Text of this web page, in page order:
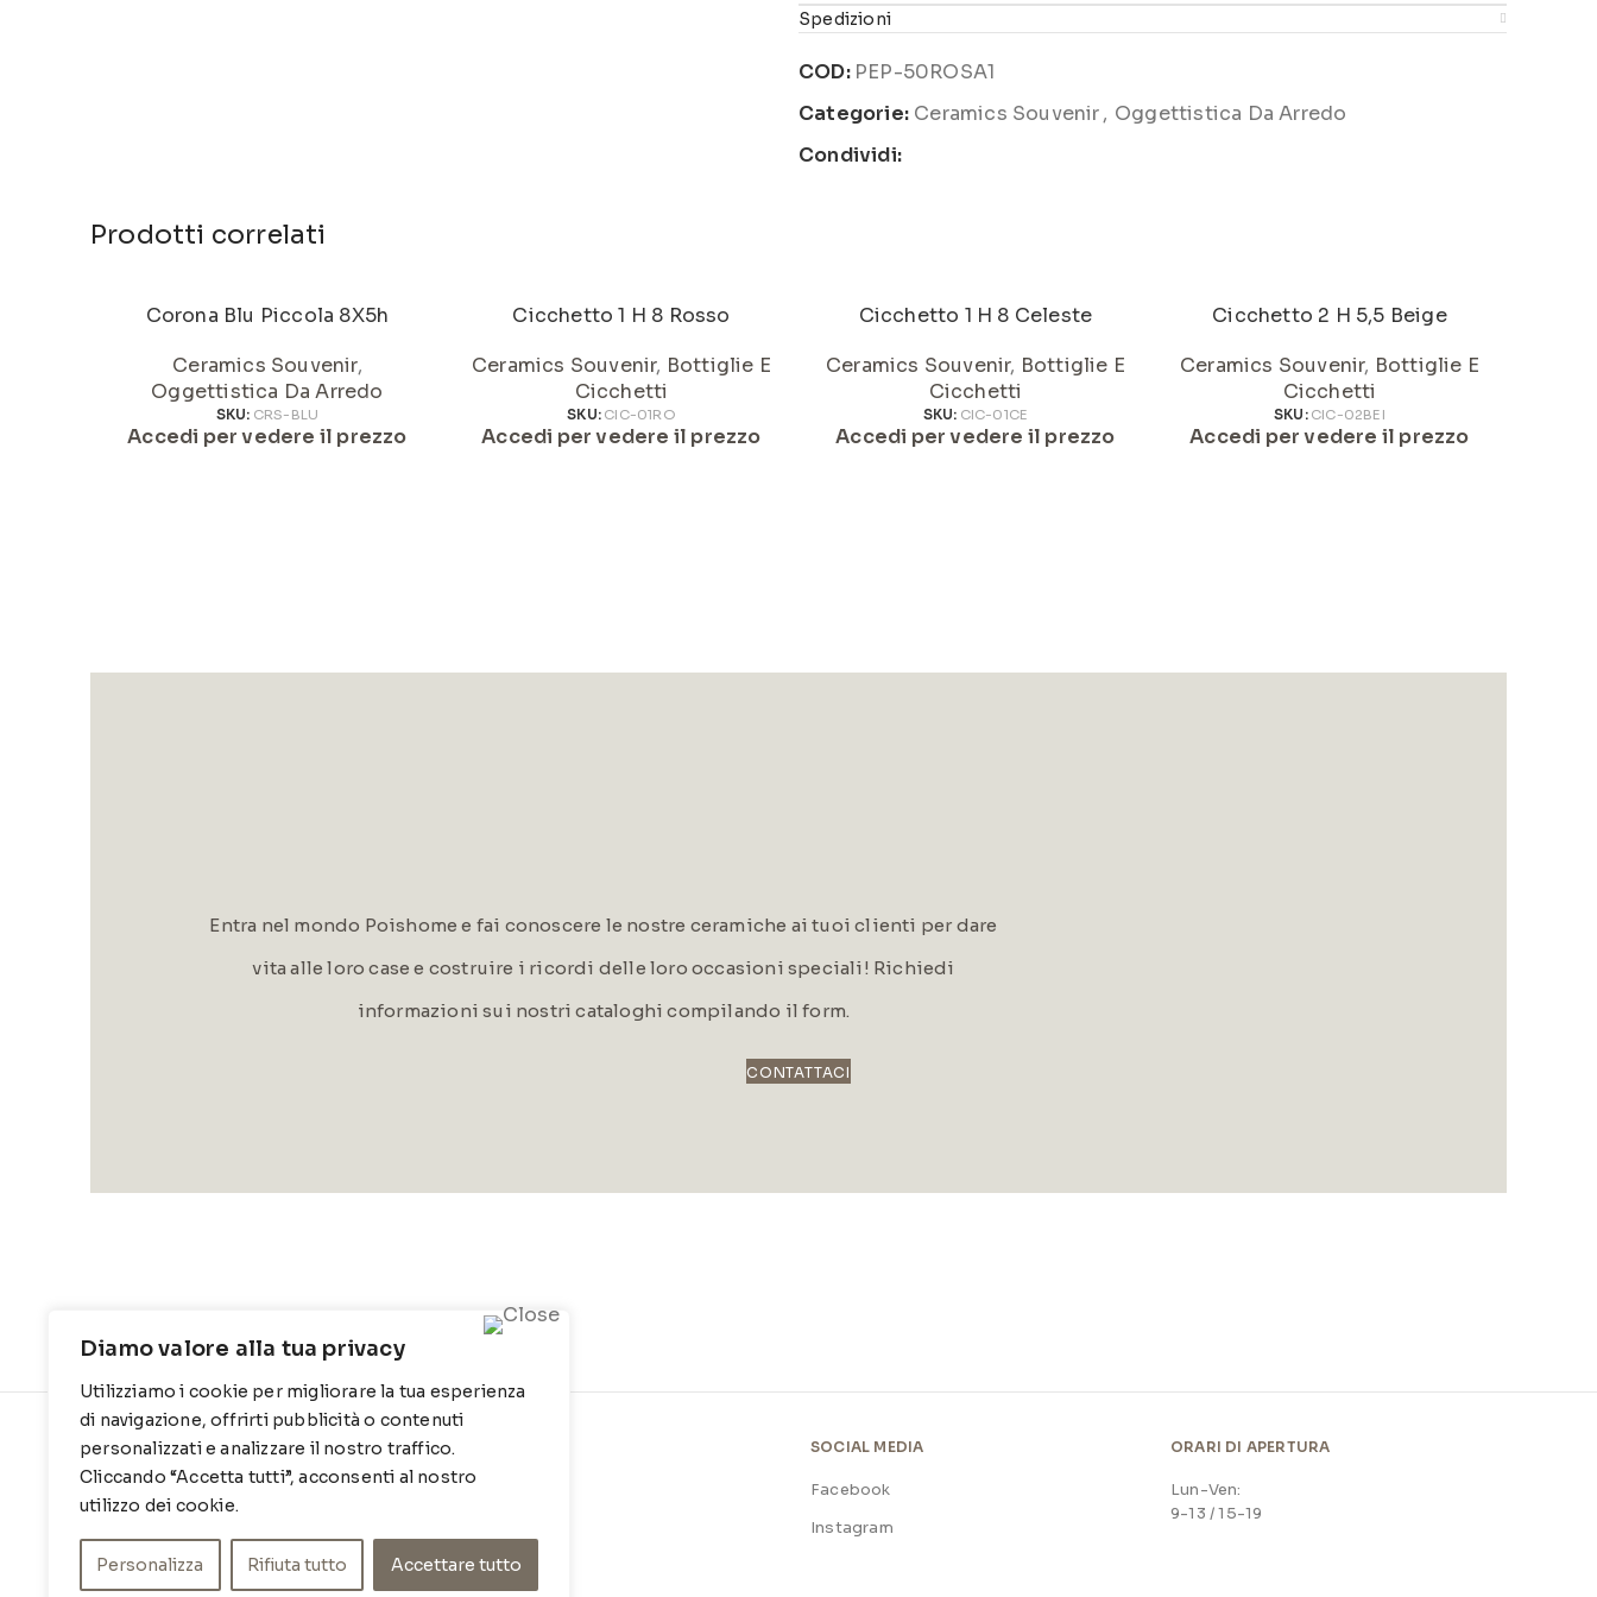
Diamo valore alla tua privacy
Utilizziamo i cookie per migliorare la tua esperienza
di navigazione, offrirti pubblicità o contenuti
personalizzati e analizzare il nostro traffico.
Cliccando “Accetta tutti”, acconsenti al nostro
utilizzo dei cookie.
Personalizza Rifiuta tutto Accettare tutto
Spedizioni
COD: PEP-50ROSA1
Categorie: Ceramics Souvenir, Oggettistica Da Arredo
Condividi:
Prodotti correlati
Corona Blu Piccola 8X5h
Ceramics Souvenir,
Oggettistica Da Arredo
SKU: CRS-BLU
Accedi per vedere il prezzo
Cicchetto 1 H 8 Rosso
Ceramics Souvenir, Bottiglie E
Cicchetti
SKU: CIC-01RO
Accedi per vedere il prezzo
Cicchetto 1 H 8 Celeste
Ceramics Souvenir, Bottiglie E
Cicchetti
SKU: CIC-01CE
Accedi per vedere il prezzo
Cicchetto 2 H 5,5 Beige
Ceramics Souvenir, Bottiglie E
Cicchetti
SKU: CIC-02BEI
Accedi per vedere il prezzo
Entra nel mondo Poishome e fai conoscere le nostre ceramiche ai tuoi clienti per dare
vita alle loro case e costruire i ricordi delle loro occasioni speciali! Richiedi
informazioni sui nostri cataloghi compilando il form.
CONTATTACI
CONTATTI
Contrada Locosantissimo 1316 - 70044
Polignano a mare
T: 080 917 78 89
Chi siamo
Privacy Policy
SOCIAL MEDIA
Facebook
Instagram
ORARI DI APERTURA
Lun-Ven:
9-13 / 15-19